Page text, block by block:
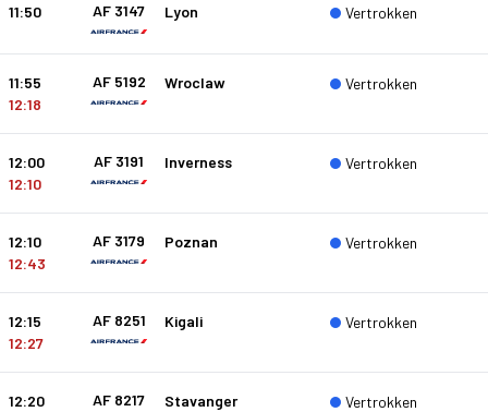
11:50 AF 3147 Lyon Vertrokken
11:55
12:18
AF 5192 Wroclaw Vertrokken
12:00
12:10
AF 3191 Inverness Vertrokken
12:10
12:43
AF 3179 Poznan Vertrokken
12:15
12:27
AF 8251 Kigali Vertrokken
12:20
AF 8217 Stavanger Vertrokken